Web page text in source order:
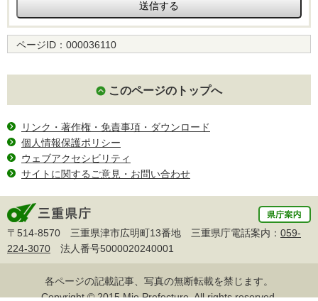
ページID： 000036110
このページのトップへ
リンク・著作権・免責事項・ダウンロード
個人情報保護ポリシー
ウェブアクセシビリティ
サイトに関するご意見・お問い合わせ
〒514-8570 三重県津市広明町13番地 三重県庁電話案内： 059-
224-3070 法人番号5000020240001
各ページの記載記事、写真の無断転載を禁じます。
Copyright © 2015 Mie Prefecture, All rights reserved.